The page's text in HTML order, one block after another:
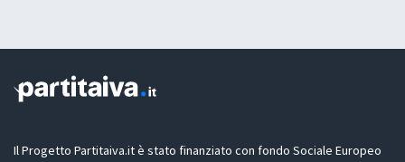
l
n
D
Il Progetto Partitaiva.it è stato finanziato con fondo Sociale Europeo